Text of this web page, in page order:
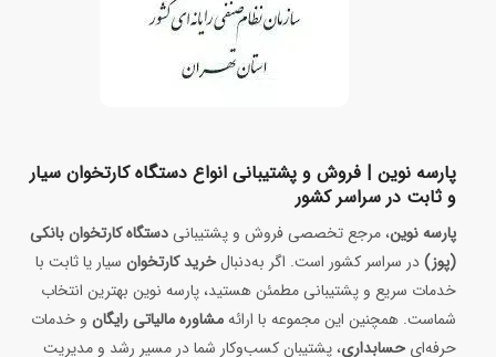
پارسه نوین | فروش و پشتیبانی انواع دستگاه کارتخوان سیار
و ثابت در سراسر کشور
پارسه نوین، مرجع تخصصی فروش و پشتیبانیدستگاه کارتخوان بانکی
(پوز)در سراسر کشور است. اگر به‌دنبالخرید کارتخوان سیار یا ثابت با
خدمات سریع و پشتیبانی مطمئن هستید، پارسه نوین بهترین انتخاب
شماست. همچنین این مجموعه با ارائهمشاوره مالیاتی رایگان و خدمات
حرفه‌ایحسابداری، پشتیبان کسب‌وکار شما در مسیر رشد و مدیریت